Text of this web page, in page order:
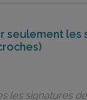
seulement les
les signatures